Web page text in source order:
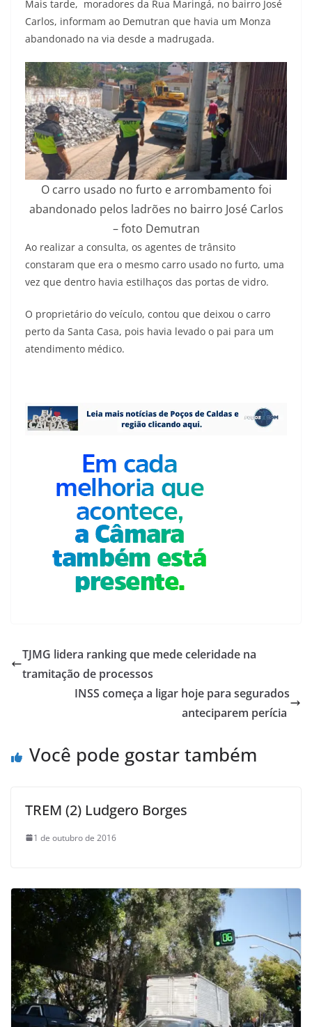
Mais tarde, moradores da Rua Maringá, no bairro José
Carlos, informam ao Demutran que havia um Monza
abandonado na via desde a madrugada.
O carro usado no furto e arrombamento foi
abandonado pelos ladrões no bairro José Carlos
– foto Demutran
Ao realizar a consulta, os agentes de trânsito
constaram que era o mesmo carro usado no furto, uma
vez que dentro havia estilhaços das portas de vidro.
O proprietário do veículo, contou que deixou o carro
perto da Santa Casa, pois havia levado o pai para um
atendimento médico.
TJMG lidera ranking que mede celeridade na
tramitação de processos
INSS começa a ligar hoje para segurados
anteciparem perícia
Você pode gostar também
TREM (2) Ludgero Borges
1 de outubro de 2016